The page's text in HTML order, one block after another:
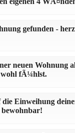
gefunden -
neuen Wohnung
wohl fÃ¼hlst.
Einweihung
bewohnbar!